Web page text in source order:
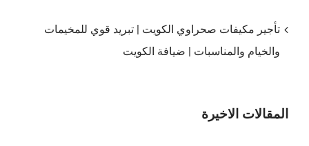
تأجير مكيفات صحراوي الكويت | تبريد قوي للمخيمات
والخيام والمناسبات | ضيافة الكويت
المقالات الاخيرة